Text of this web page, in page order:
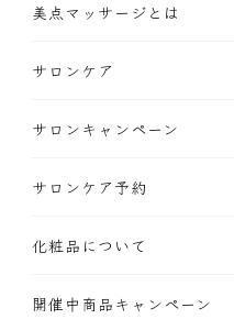
美点マッサージとは
サロンケア
サロンキャンペーン
サロンケア予約
化粧品について
開催中商品キャンペーン